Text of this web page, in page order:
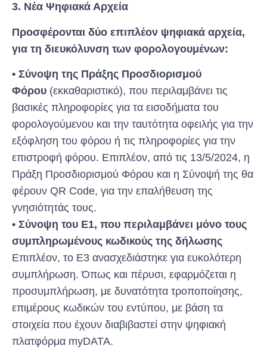
3. Νέα Ψηφιακά Αρχεία
Προσφέρονται δύο επιπλέον ψηφιακά αρχεία,
για τη διευκόλυνση των φορολογουμένων:
• Σύνοψη της Πράξης Προσδιορισμού
Φόρου (εκκαθαριστικό), που περιλαμβάνει τις
βασικές πληροφορίες για τα εισοδήματα του
φορολογούμενου και την ταυτότητα οφειλής για την
εξόφληση του φόρου ή τις πληροφορίες για την
επιστροφή φόρου. Επιπλέον, από τις 13/5/2024, η
Πράξη Προσδιορισμού Φόρου και η Σύνοψή της θα
φέρουν QR Code, για την επαλήθευση της
γνησιότητάς τους.
• Σύνοψη του Ε1, που περιλαμβάνει μόνο τους
συμπληρωμένους κωδικούς της δήλωσης
Επιπλέον, το Ε3 ανασχεδιάστηκε για ευκολότερη
συμπλήρωση. Όπως και πέρυσι, εφαρμόζεται η
προσυμπλήρωση, με δυνατότητα τροποποίησης,
επιμέρους κωδικών του εντύπου, με βάση τα
στοιχεία που έχουν διαβιβαστεί στην ψηφιακή
πλατφόρμα myDATA.